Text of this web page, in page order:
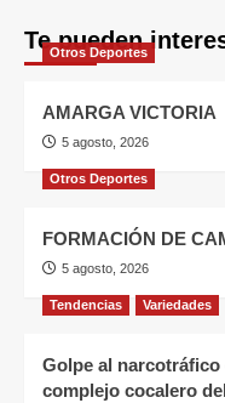
Te pueden
Otros Deportes
AMARGA VICTORIA
5 agosto, 2026
Otros Deportes
FORMACIÓN DE
5 agosto, 2026
Tendencias Variedades
Golpe al
complejo cocalero